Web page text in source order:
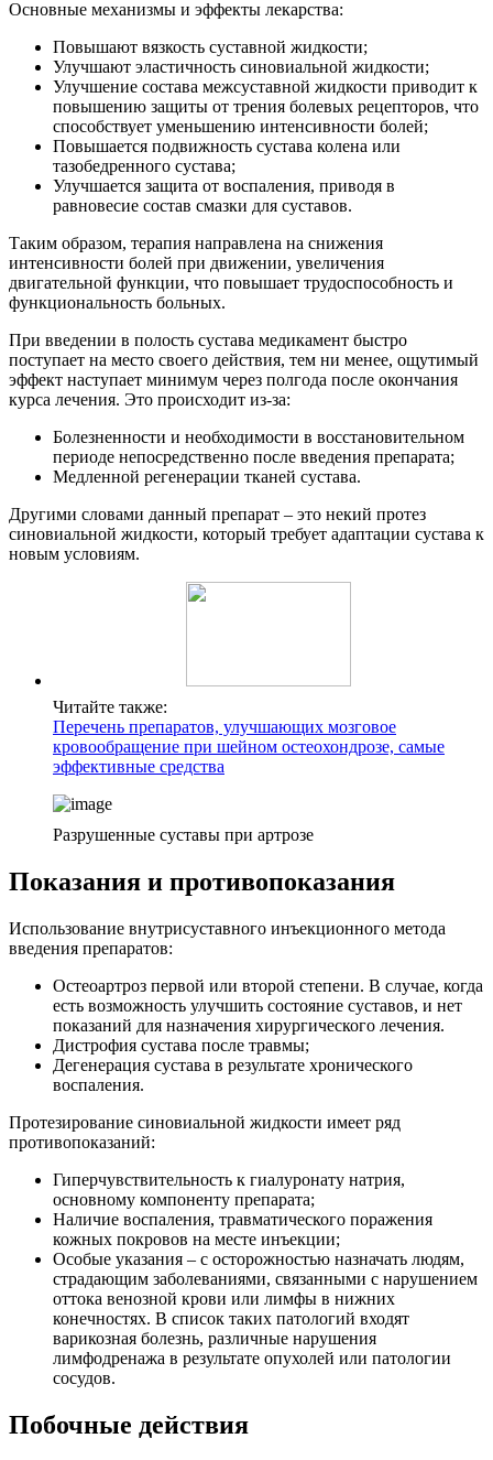
Основные механизмы и эффекты лекарства:
Повышают вязкость суставной жидкости;
Улучшают эластичность синовиальной жидкости;
Улучшение состава межсуставной жидкости приводит к
повышению защиты от трения болевых рецепторов, что
способствует уменьшению интенсивности болей;
Повышается подвижность сустава колена или
тазобедренного сустава;
Улучшается защита от воспаления, приводя в
равновесие состав смазки для суставов.
Таким образом, терапия направлена на снижения
интенсивности болей при движении, увеличения
двигательной функции, что повышает трудоспособность и
функциональность больных.
При введении в полость сустава медикамент быстро
поступает на место своего действия, тем ни менее, ощутимый
эффект наступает минимум через полгода после окончания
курса лечения. Это происходит из-за:
Болезненности и необходимости в восстановительном
периоде непосредственно после введения препарата;
Медленной регенерации тканей сустава.
Другими словами данный препарат – это некий протез
синовиальной жидкости, который требует адаптации сустава к
новым условиям.
Читайте также:
Перечень препаратов, улучшающих мозговое
кровообращение при шейном остеохондрозе, самые
эффективные средства
Разрушенные суставы при артрозе
Показания и противопоказания
Использование внутрисуставного инъекционного метода
введения препаратов:
Остеоартроз первой или второй степени. В случае, когда
есть возможность улучшить состояние суставов, и нет
показаний для назначения хирургического лечения.
Дистрофия сустава после травмы;
Дегенерация сустава в результате хронического
воспаления.
Протезирование синовиальной жидкости имеет ряд
противопоказаний:
Гиперчувствительность к гиалуронату натрия,
основному компоненту препарата;
Наличие воспаления, травматического поражения
кожных покровов на месте инъекции;
Особые указания – с осторожностью назначать людям,
страдающим заболеваниями, связанными с нарушением
оттока венозной крови или лимфы в нижних
конечностях. В список таких патологий входят
варикозная болезнь, различные нарушения
лимфодренажа в результате опухолей или патологии
сосудов.
Побочные действия